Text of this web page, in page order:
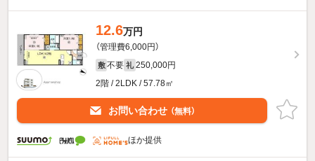
12.6万円
（管理費6,000円）
敷 不要 礼 250,000円
2階 / 2LDK / 57.78㎡
お問い合わせ （無料）
ほか提供